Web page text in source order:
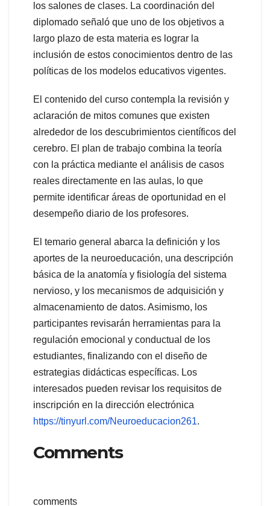
los salones de clases. La coordinación del
diplomado señaló que uno de los objetivos a
largo plazo de esta materia es lograr la
inclusión de estos conocimientos dentro de las
políticas de los modelos educativos vigentes.
El contenido del curso contempla la revisión y
aclaración de mitos comunes que existen
alrededor de los descubrimientos científicos del
cerebro. El plan de trabajo combina la teoría
con la práctica mediante el análisis de casos
reales directamente en las aulas, lo que
permite identificar áreas de oportunidad en el
desempeño diario de los profesores.
El temario general abarca la definición y los
aportes de la neuroeducación, una descripción
básica de la anatomía y fisiología del sistema
nervioso, y los mecanismos de adquisición y
almacenamiento de datos. Asimismo, los
participantes revisarán herramientas para la
regulación emocional y conductual de los
estudiantes, finalizando con el diseño de
estrategias didácticas específicas. Los
interesados pueden revisar los requisitos de
inscripción en la dirección electrónica
https://tinyurl.com/Neuroeducacion261.
Comments
comments